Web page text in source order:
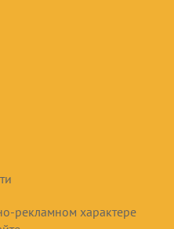
рекламном характере